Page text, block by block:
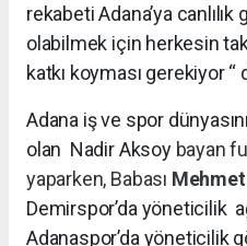
rekabeti Adana’ya canlılık
olabilmek için herkesin
katkı koyması gerekiyor “
Adana iş ve spor
olan Nadir Aksoy bayan
yaparken, Babası
Demirspor’da yöneticilik
Adanaspor’da yöneticilik